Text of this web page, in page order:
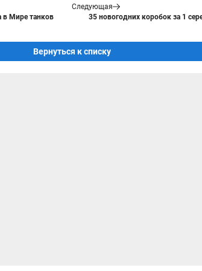
в Мире танков
Следующая
35 новогодних коробок за 1
Вернуться к списку